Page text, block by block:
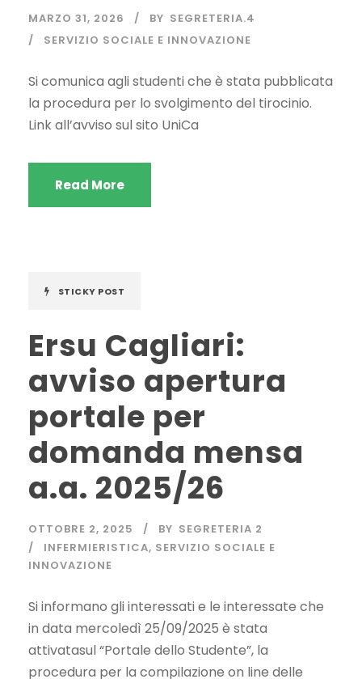
MARZO 31, 2026 BY SEGRETERIA.4
SERVIZIO SOCIALE E INNOVAZIONE
Si comunica agli studenti che è stata pubblicata
la procedura per lo svolgimento del tirocinio.
Link all’avviso sul sito UniCa
Read More
STICKY POST
Ersu Cagliari:
avviso apertura
portale per
domanda mensa
a.a. 2025/26
OTTOBRE 2, 2025 BY SEGRETERIA 2
INFERMIERISTICA, SERVIZIO SOCIALE E
INNOVAZIONE
Si informano gli interessati e le interessate che
in data mercoledì 25/09/2025 è stata
attivatasul “Portale dello Studente”, la
procedura per la compilazione on line delle